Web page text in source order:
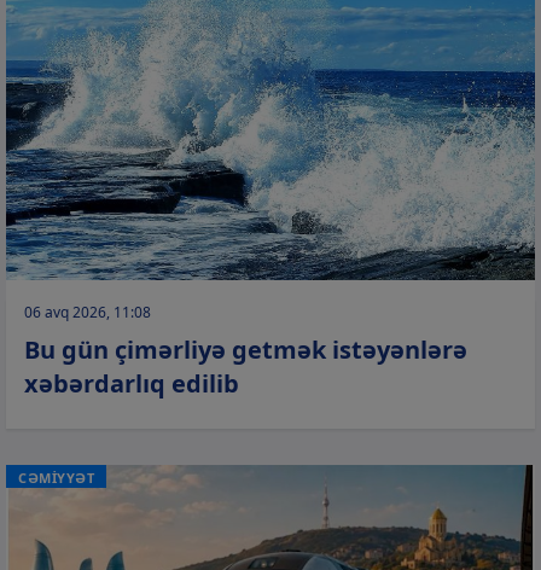
06 avq 2026, 11:08
Bu gün çimərliyə getmək istəyənlərə
xəbərdarlıq edilib
CƏMİYYƏT